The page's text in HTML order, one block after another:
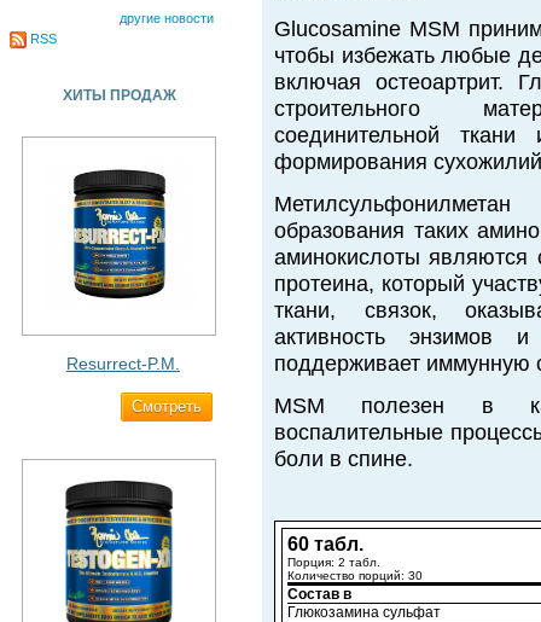
другие новости
RSS
ХИТЫ ПРОДАЖ
Resurrect-P.M.
Cмотреть
Glucosamine MSM
чтобы избежать любые
включая остеоартрит.
строительного
соединительной
формирования
образования таких
аминокислоты являются
протеина, который
ткани, связок,
активность энзимов
поддерживает иммунную
MSM полезен в
воспалительные
боли в спине.
60 табл.
Порция: 2 табл.
Количество порций: 30
Состав в
Глюкозамина сульфат